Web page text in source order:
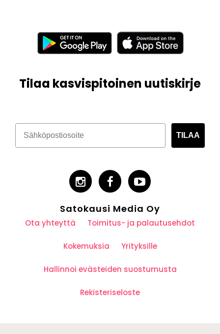
Tilaa kasvispitoinen uutiskirje
TILAA
Satokausi Media Oy
Ota yhteyttä Toimitus- ja palautusehdot
Kokemuksia Yrityksille
Hallinnoi evästeiden suostumusta
Rekisteriseloste